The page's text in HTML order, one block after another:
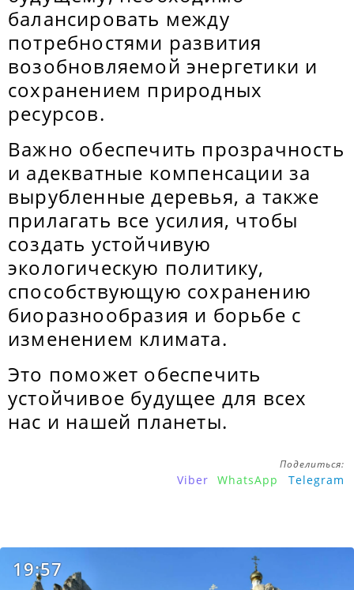
балансировать между
потребностями развития
возобновляемой энергетики и
сохранением природных
ресурсов.
Важно обеспечить прозрачность
и адекватные компенсации за
вырубленные деревья, а также
прилагать все усилия, чтобы
создать устойчивую
экологическую политику,
способствующую сохранению
биоразнообразия и борьбе с
изменением климата.
Это поможет обеспечить
устойчивое будущее для всех
нас и нашей планеты.
Поделиться:
Viber WhatsApp Telegram
19:57